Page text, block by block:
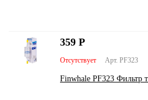
Арт. PF323
Отсутствует
Finwhale PF323 Фильтр
359 Р